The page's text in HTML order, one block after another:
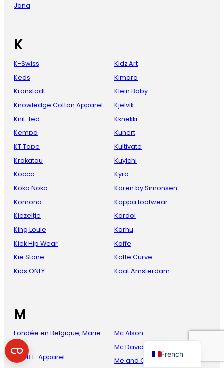
Jana
K
K-Swiss
Keds
Kronstadt
Knowledge Cotton Apparel
Knit-ted
Kempa
KT Tape
Krakatau
Kocca
Koko Noko
Komono
Kiezeltje
King Louie
Kiek Hip Wear
Kie Stone
Kids ONLY
Kidz Art
Kimara
Klein Baby
Kjelvik
Kknekki
Kunert
Kultivate
Kuyichi
Kyra
Karen by Simonsen
Kappa footwear
Kardol
Karhu
Kaffe
Kaffe Curve
Kaat Amsterdam
M
Fondée en Belgique, Marie
M.A.B.E. Apparel
Mc Alson
Mc David
Me and Co
French
Italian